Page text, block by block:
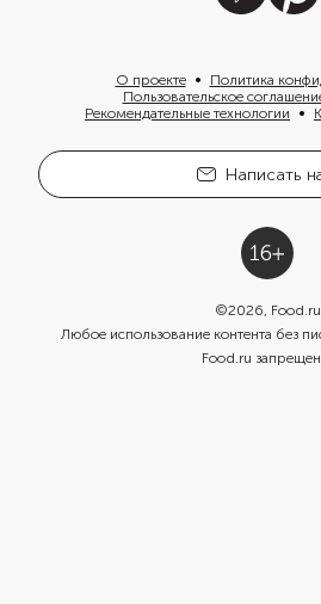
О проекте
Политика
Пользовательское
Рекомендательные технологии
Написать
©2026, Food.ru
Любое использование контента без
Food.ru